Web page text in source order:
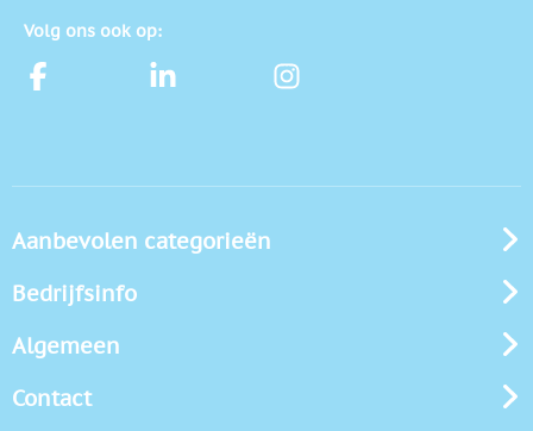
Volg ons ook op:
Aanbevolen categorieën
Bedrijfsinfo
Algemeen
Contact